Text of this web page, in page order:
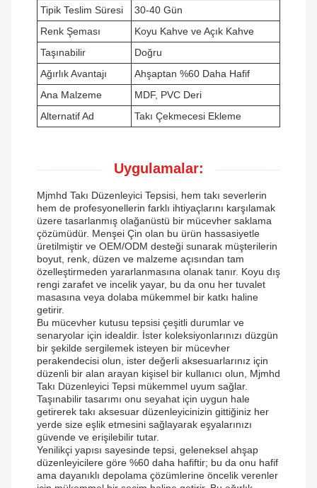
Tipik Teslim Süresi
30-40 Gün
Renk Şeması
Koyu Kahve ve Açık Kahve
Taşınabilir
Doğru
Ağırlık Avantajı
Ahşaptan %60 Daha Hafif
Ana Malzeme
MDF, PVC Deri
Alternatif Ad
Takı Çekmecesi Ekleme
Uygulamalar:
Mjmhd Takı Düzenleyici Tepsisi, hem takı severlerin
hem de profesyonellerin farklı ihtiyaçlarını karşılamak
üzere tasarlanmış olağanüstü bir mücevher saklama
çözümüdür. Menşei Çin olan bu ürün hassasiyetle
üretilmiştir ve OEM/ODM desteği sunarak müşterilerin
boyut, renk, düzen ve malzeme açısından tam
özelleştirmeden yararlanmasına olanak tanır. Koyu dış
rengi zarafet ve incelik yayar, bu da onu her tuvalet
masasına veya dolaba mükemmel bir katkı haline
getirir.
Bu mücevher kutusu tepsisi çeşitli durumlar ve
senaryolar için idealdir. İster koleksiyonlarınızı düzgün
bir şekilde sergilemek isteyen bir mücevher
perakendecisi olun, ister değerli aksesuarlarınız için
düzenli bir alan arayan kişisel bir kullanıcı olun, Mjmhd
Takı Düzenleyici Tepsi mükemmel uyum sağlar.
Taşınabilir tasarımı onu seyahat için uygun hale
getirerek takı aksesuar düzenleyicinizin gittiğiniz her
yerde size eşlik etmesini sağlayarak eşyalarınızı
güvende ve erişilebilir tutar.
Yenilikçi yapısı sayesinde tepsi, geleneksel ahşap
düzenleyicilere göre %60 daha hafiftir; bu da onu hafif
ama dayanıklı depolama çözümlerine öncelik verenler